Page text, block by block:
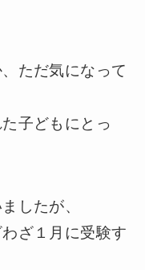
ただ気になって
子どもにとっ
したが、
ざ１月に受験す